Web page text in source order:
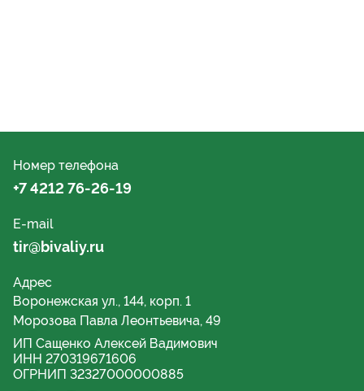
Номер телефона
+7 4212 76-26-19
E-mail
tir@bivaliy.ru
Адрес
Воронежская ул., 144, корп. 1
Морозова Павла Леонтьевича, 49
ИП Сащенко Алексей Вадимович
ИНН 270319671606
ОГРНИП 32327000000885